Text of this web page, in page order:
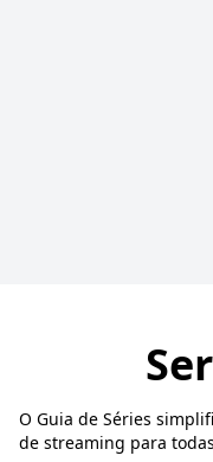
O Guia de Séries
de streaming para